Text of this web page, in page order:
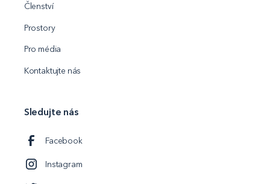
Členství
Prostory
Pro média
Kontaktujte nás
Sledujte nás
Facebook
Instagram